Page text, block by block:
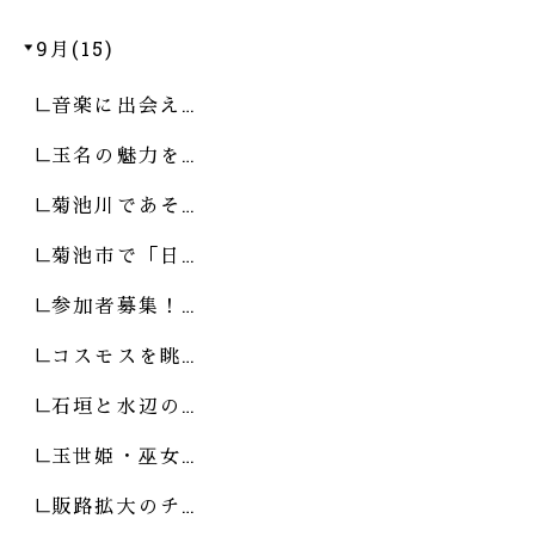
9月(15)
音楽に出会え…
玉名の魅力を…
菊池川であそ…
菊池市で「日…
参加者募集！…
コスモスを眺…
石垣と水辺の…
玉世姫・巫女…
販路拡大のチ…